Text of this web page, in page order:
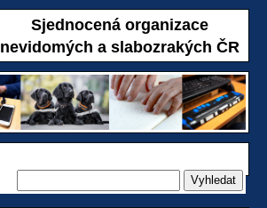
Sjednocená organizace
nevidomých a slabozrakých ČR